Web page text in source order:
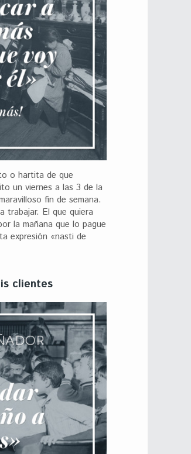
o hartita de que
un viernes a las 3 de la
fin de semana.
trabajar. El que quiera
la mañana que lo pague
expresión «nasti de
clientes